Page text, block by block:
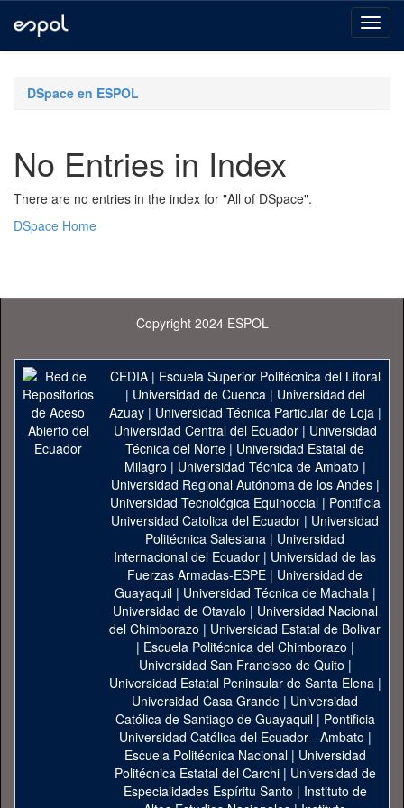
navigationDSpace en ESPOL
No Entries in Index
There are no entries in the index for "All of DSpace".
DSpace Home
Copyright 2024 ESPOL
CEDIA| Escuela Superior Politécnica del Litoral
| Universidad de Cuenca| Universidad del
Azuay| Universidad Técnica Particular de Loja|
Universidad Central del Ecuador| Universidad
Técnica del Norte | Universidad Estatal de
Milagro | Universidad Técnica de Ambato |
Universidad Regional Autónoma de los Andes|
Universidad Tecnológica Equinoccial| Pontificia
Universidad Catolica del Ecuador | Universidad
Politécnica Salesiana | Universidad
Internacional del Ecuador | Universidad de las
Fuerzas Armadas-ESPE | Universidad de
Guayaquil| Universidad Técnica de Machala|
Universidad de Otavalo | Universidad Nacional
del Chimborazo | Universidad Estatal de Bolivar
| Escuela Politécnica del Chimborazo |
Universidad San Francisco de Quito |
Universidad Estatal Peninsular de Santa Elena|
Universidad Casa Grande | Universidad
Católica de Santiago de Guayaquil| Pontificia
Universidad Católica del Ecuador - Ambato |
Escuela Politécnica Nacional| Universidad
Politécnica Estatal del Carchi| Universidad de
Especialidades Espíritu Santo | Instituto de